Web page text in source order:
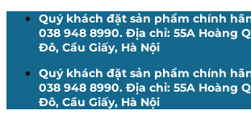
Quý khách đặt sản phẩm chính
038 948 8990. Địa chỉ: 55A Hoàng
Đô, Cầu Giấy, Hà Nội
Quý khách đặt sản phẩm chính
038 948 8990. Địa chỉ: 55A Hoàng
Đô, Cầu Giấy, Hà Nội